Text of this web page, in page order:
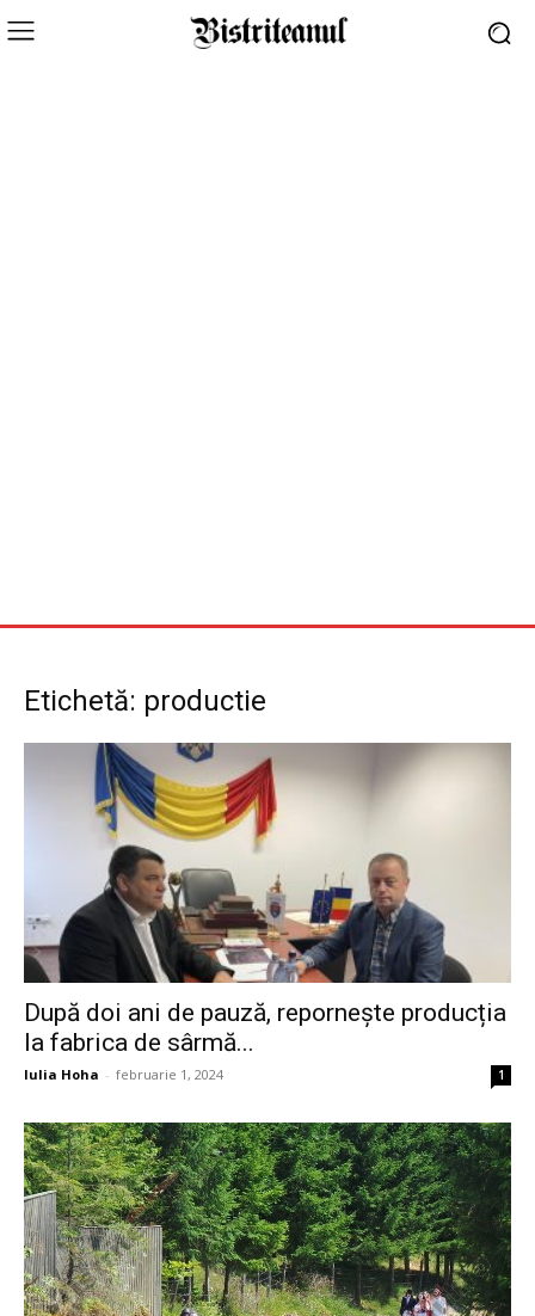
Etichetă: productie
După doi ani de pauză, repornește producția
la fabrica de sârmă...
Iulia Hoha - februarie 1, 2024 1